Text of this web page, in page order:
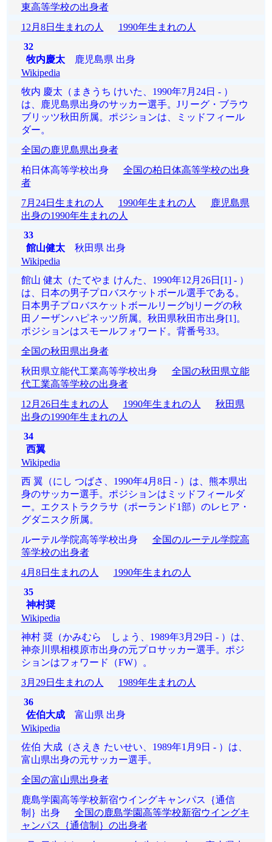
東高等学校の出身者
12月8日生まれの人
1990年生まれの人
32
牧内慶太鹿児島県 出身
Wikipedia
牧内 慶太（まきうち けいた、1990年7月24日 - ）
は、鹿児島県出身のサッカー選手。Jリーグ・ブラウ
ブリッツ秋田所属。ポジションは、ミッドフィール
ダー。
全国の鹿児島県出身者
柏日体高等学校出身 全国の柏日体高等学校の出身
者
7月24日生まれの人
1990年生まれの人
鹿児島県
出身の1990年生まれの人
33
館山健太秋田県 出身
Wikipedia
館山 健太（たてやま けんた、1990年12月26日[1] - ）
は、日本の男子プロバスケットボール選手である。
日本男子プロバスケットボールリーグbjリーグの秋
田ノーザンハピネッツ所属。秋田県秋田市出身[1]。
ポジションはスモールフォワード。背番号33。
全国の秋田県出身者
秋田県立能代工業高等学校出身 全国の秋田県立能
代工業高等学校の出身者
12月26日生まれの人
1990年生まれの人
秋田県
出身の1990年生まれの人
34
西翼
Wikipedia
西 翼（にし つばさ、1990年4月8日 - ）は、熊本県出
身のサッカー選手。ポジションはミッドフィールダ
ー。エクストラクラサ（ポーランド1部）のレヒア・
グダニスク所属。
ルーテル学院高等学校出身 全国のルーテル学院高
等学校の出身者
4月8日生まれの人
1990年生まれの人
35
神村奨
Wikipedia
神村 奨（かみむら しょう、1989年3月29日 - ）は、
神奈川県相模原市出身の元プロサッカー選手。ポジ
ションはフォワード（FW）。
3月29日生まれの人
1989年生まれの人
36
佐伯大成富山県 出身
Wikipedia
佐伯 大成（さえき たいせい、1989年1月9日 - ）は、
富山県出身の元サッカー選手。
全国の富山県出身者
鹿島学園高等学校新宿ウイングキャンパス｛通信
制｝出身 全国の鹿島学園高等学校新宿ウイングキ
ャンパス｛通信制｝の出身者